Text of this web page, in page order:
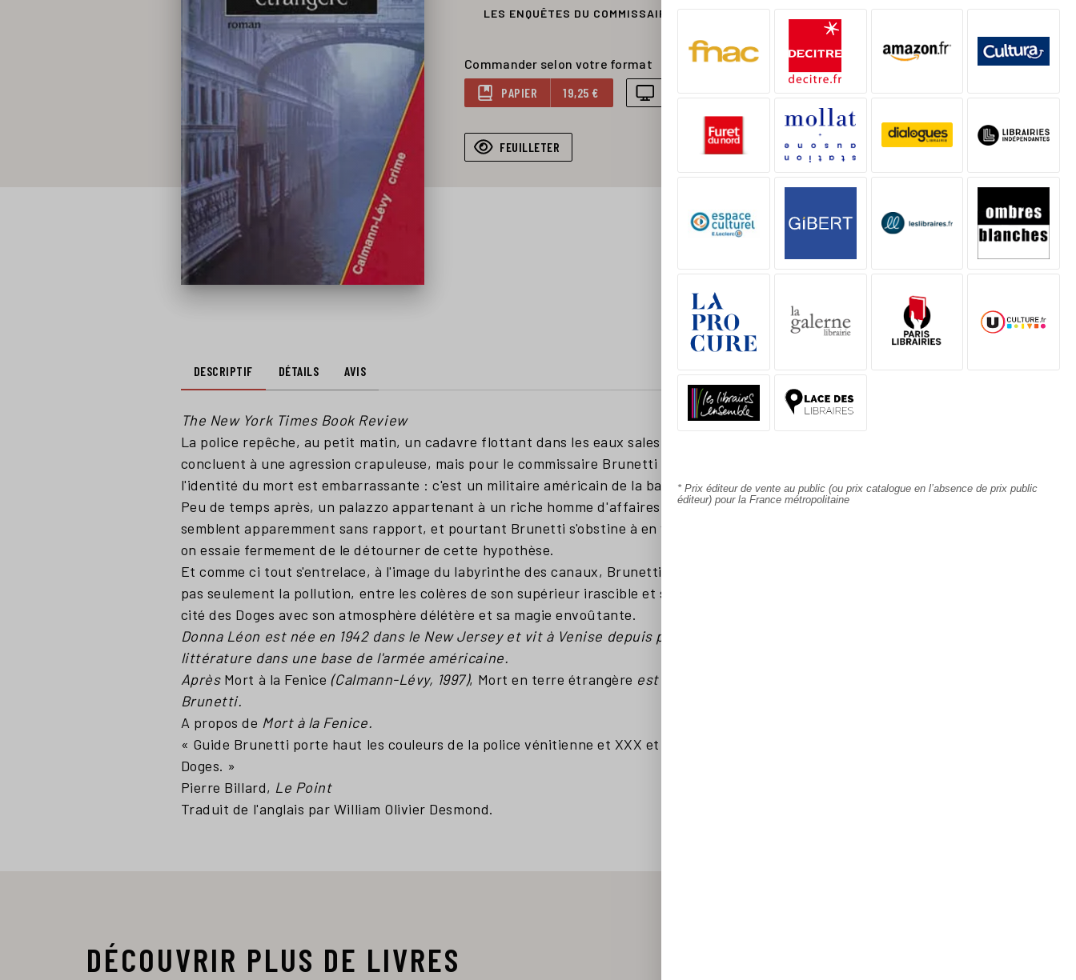
LES ENQUÊTES DU COMMISSAIRE BRUNETTI
Commander selon votre format
PAPIER
19,25 €
FEUILLETER
DESCRIPTIF DÉTAILS AVIS
The New York Times Book Review
La police repêche, au petit matin, un cadavre flottant dans les eaux sales d'un canal de Venise. Tous les indices
concluent à une agression crapuleuse, mais pour le commissaire Brunetti le mobile apparent est un peu trop simple. Et
l'identité du mort est embarrassante : c'est un militaire américain de la base de Vicence.
Peu de temps après, un palazzo appartenant à un riche homme d'affaires milanais est cambriolé. Les deux affaires
semblent apparemment sans rapport, et pourtant Brunetti s'obstine à en voir un, d'autant plus que dans son entourage
on essaie fermement de le détourner de cette hypothèse.
Et comme ci tout s'entrelace, à l'image du labyrinthe des canaux, Brunetti devra naviguer dans des eaux que ne trouble
pas seulement la pollution, entre les colères de son supérieur irascible et sa trépidante vie de famille. En toile de fond, la
cité des Doges avec son atmosphère délétère et sa magie envoûtante.
Donna Léon est née en 1942 dans le New Jersey et vit à Venise depuis plus de quinze ans. Elle y enseigne la
littérature dans une base de l'armée américaine.
AprèsMort à la Fenice (Calmann-Lévy, 1997), Mort en terre étrangère est la deuxième enquête du commissaire Guide
Brunetti.
A propos de Mort à la Fenice.
« Guide Brunetti porte haut les couleurs de la police vénitienne et XXX et une exploration décapante de la cité des
Doges. »
Pierre Billard, Le Point
Traduit de l'anglais par William Olivier Desmond.
DÉCOUVRIR PLUS DE LIVRES